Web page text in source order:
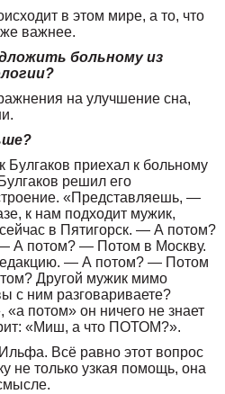
в этом мире, а то, что
важнее.
больному из
на улучшение сна,
Булгаков приехал к больному
решил его
«Представляешь, —
к нам подходит мужик,
в Пятигорск. — А потом?
А потом? — Потом в Москву.
— А потом? — Потом
Другой мужик мимо
с ним разговариваете?
«а потом» он ничего не знает
«Миш, а что ПОТОМ?».
Всё равно этот вопрос
не только узкая помощь, она